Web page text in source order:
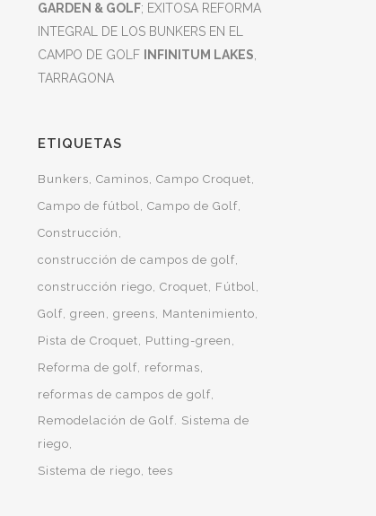
GARDEN & GOLF; EXITOSA REFORMA
INTEGRAL DE LOS BUNKERS EN EL
CAMPO DE GOLF
INFINITUM LAKES
TARRAGONA
ETIQUETAS
Bunkers Caminos Campo Croquet
Campo de fútbol Campo de Golf
Construcción
construcción de campos de golf
construcción riego Croquet
Fútbol
Golf green greens
Mantenimiento
Pista de Croquet
Putting-green
Reforma de golf reformas
reformas de campos de golf
Remodelación de Golf. Sistema de
riego
Sistema de riego tees